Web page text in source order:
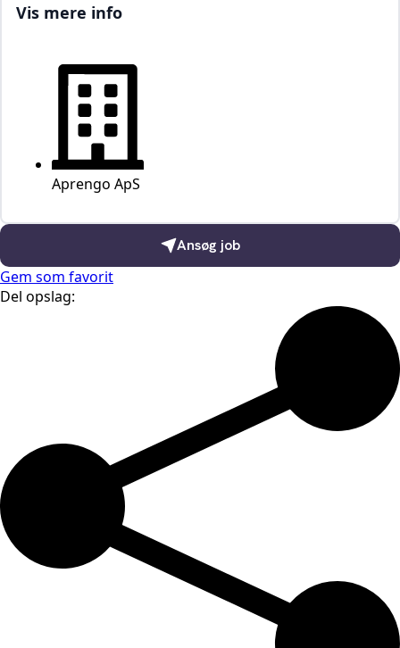
Vis mere info
Aprengo ApS
Ansøg job
Gem som favorit
Del opslag: